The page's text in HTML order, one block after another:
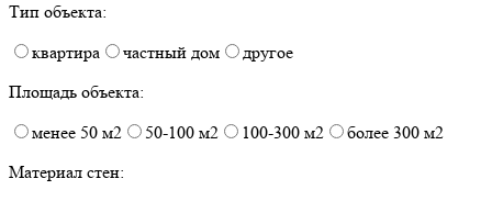
Тип объекта:
квартира
частный дом
другое
Площадь объекта:
менее 50 м2
50-100 м2 100-300 м2
более 300 м2
Материал стен: